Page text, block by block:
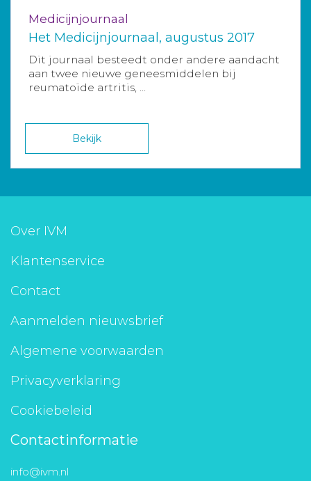
Medicijnjournaal
Het Medicijnjournaal, augustus 2017
Dit journaal besteedt onder andere aandacht
aan twee nieuwe geneesmiddelen bij
reumatoïde artritis, ...
Bekijk
Over IVM
Klantenservice
Contact
Aanmelden nieuwsbrief
Algemene voorwaarden
Privacyverklaring
Cookiebeleid
Contactinformatie
info@ivm.nl